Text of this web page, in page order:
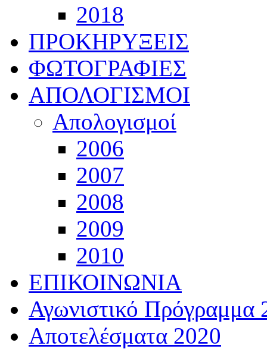
2018
ΠΡΟΚΗΡΥΞΕΙΣ
ΦΩΤΟΓΡΑΦΙΕΣ
ΑΠΟΛΟΓΙΣΜΟΙ
Απολογισμοί
2006
2007
2008
2009
2010
ΕΠΙΚΟΙΝΩΝΙΑ
Αγωνιστικό Πρόγραμμα
Αποτελέσματα 2020